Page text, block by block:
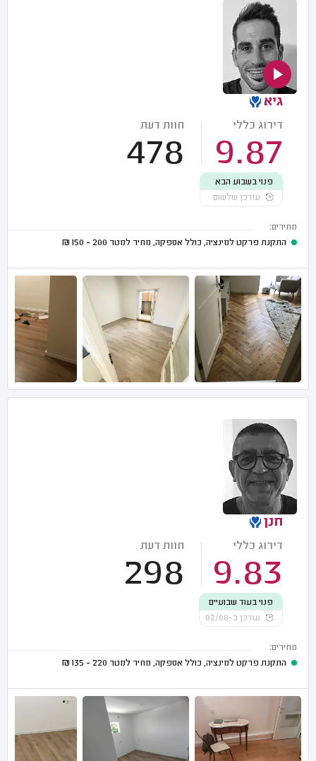
גיא
דירוג כללי
9.87
חוות דעת
478
פנוי בשבוע הבא
עודכן שלשום
מחירים:
התקנת פרקט למינציה, כולל אספקה, מחיר למטר 200 - 150
₪
חנן
דירוג כללי
9.83
חוות דעת
298
פנוי בעוד שבועיים
עודכן ב-02/08
מחירים:
התקנת פרקט למינציה, כולל אספקה, מחיר למטר 220 - 135
₪